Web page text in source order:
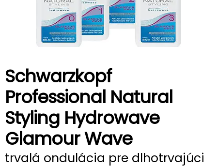
Schwarzkopf
Professional Natural
Styling Hydrowave
Glamour Wave
trvalá ondulácia pre dlhotrvajúci